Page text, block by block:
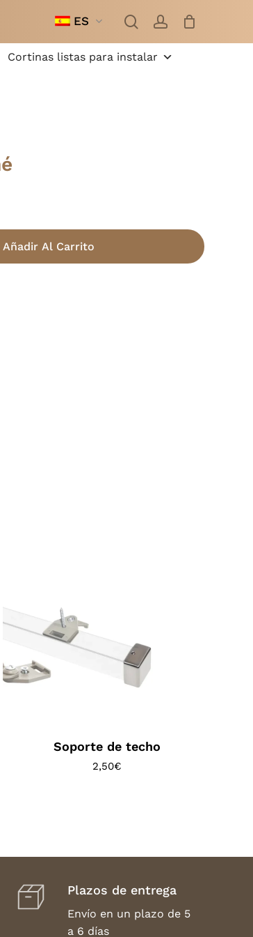
ES
en
Cortinas listas para instalar
cesta
Añadir Al Carrito
Soporte de techo
2,50€
Plazos de entrega
Envío en un plazo de 5
a 6 días